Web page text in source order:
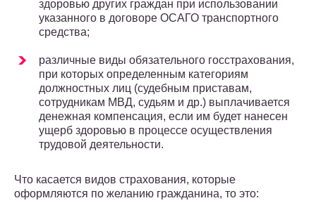
здоровью других граждан при использовании
указанного в договоре ОСАГО транспортного
средства;
различные виды обязательного госстрахования,
при которых определенным категориям
должностных лиц (судебным приставам,
сотрудникам МВД, судьям и др.) выплачивается
денежная компенсация, если им будет нанесен
ущерб здоровью в процессе осуществления
трудовой деятельности.
Что касается видов страхования, которые
оформляются по желанию гражданина, то это: